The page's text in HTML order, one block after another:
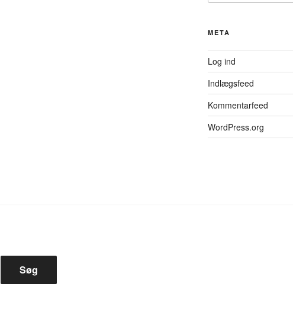
META
Log ind
Indlægsfeed
Kommentarfeed
WordPress.org
Søg